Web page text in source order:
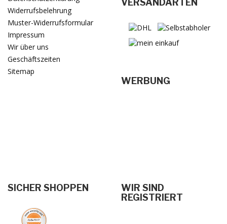
Widerrufsbelehrung
Muster-Widerrufsformular
Impressum
Wir über uns
Geschäftszeiten
Sitemap
VERSANDARTEN
WERBUNG
SICHER SHOPPEN
WIR SIND
REGISTRIERT